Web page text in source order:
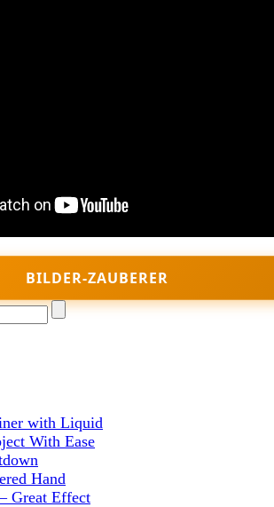
BILDER-ZAUBERER
with Liquid
With Ease
Hand
Great Effect